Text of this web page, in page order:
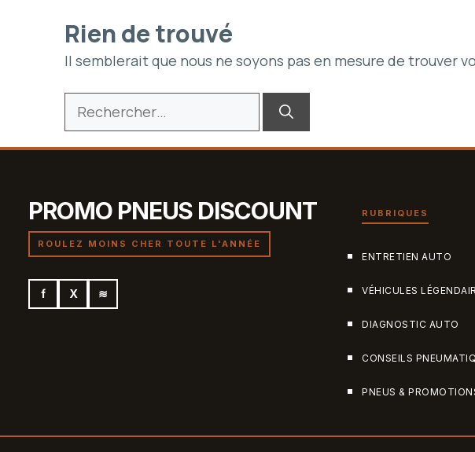
Rien de trouvé
Il semblerait que nous ne soyons pas en mesure de trouver
Rechercher :
PROMO PNEUS DISCOUNT
ROULEZ MOINS CHER TOUTE L'ANNÉE
f X ≋
RUBRIQUES
ENTRETIEN AUTO
VÉHICULES
DIAGNOSTIC AUTO
CONSEILS
PNEUS &